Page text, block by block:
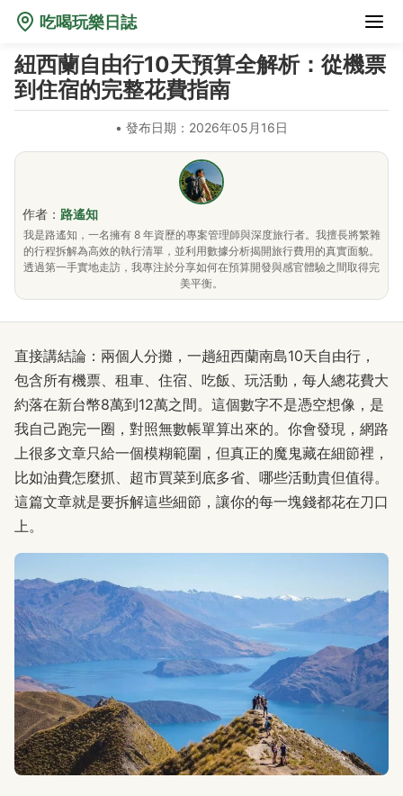
吃喝玩樂日誌
紐西蘭自由行10天預算全解析：從機票
到住宿的完整花費指南
• 發布日期：2026年05月16日
作者： 路遙知
我是路遙知，一名擁有 8 年資歷的專案管理師與深度旅行者。我擅長將繁雜
的行程拆解為高效的執行清單，並利用數據分析揭開旅行費用的真實面貌。
透過第一手實地走訪，我專注於分享如何在預算開發與感官體驗之間取得完
美平衡。
直接講結論：兩個人分攤，一趟紐西蘭南島10天自由行，
包含所有機票、租車、住宿、吃飯、玩活動，每人總花費大
約落在新台幣8萬到12萬之間。這個數字不是憑空想像，是
我自己跑完一圈，對照無數帳單算出來的。你會發現，網路
上很多文章只給一個模糊範圍，但真正的魔鬼藏在細節裡，
比如油費怎麼抓、超市買菜到底多省、哪些活動貴但值得。
這篇文章就是要拆解這些細節，讓你的每一塊錢都花在刀口
上。